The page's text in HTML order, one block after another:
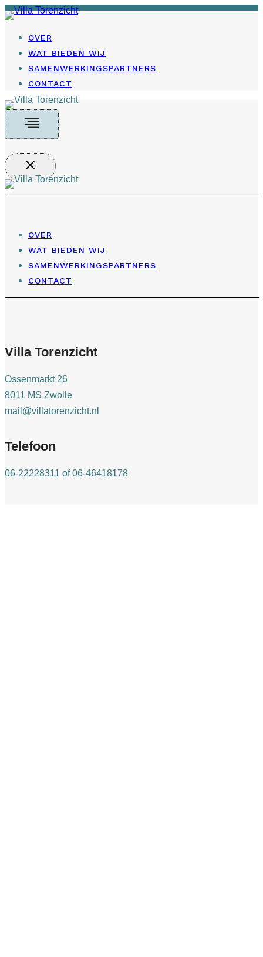
Doorgaan
inhoud
OVER
WAT BIEDEN WIJ
SAMENWERKINGSPARTNERS
CONTACT
OVER
WAT BIEDEN WIJ
SAMENWERKINGSPARTNERS
CONTACT
Villa Torenzicht
Ossenmarkt 26
8011 MS Zwolle
mail@villatorenzicht.nl
Telefoon
06-22228311 of 06-46418178